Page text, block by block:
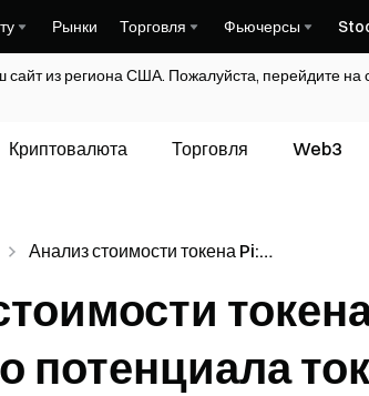
Рынки Торговля Фьючерсы
сайт из региона США. Пожалуйста, перейдите
Криптовалюта Торговля Web3
Анализ стоимости токена Pi:
потенциала токена Pi
потенциала